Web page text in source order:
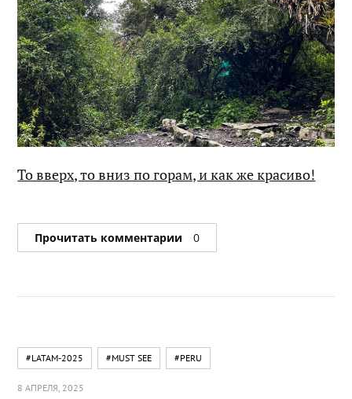
То вверх, то вниз по горам, и как же красиво!
Прочитать комментарии 0
#LATAM-2025 #MUST SEE #PERU
8 АПРЕЛЯ, 2025